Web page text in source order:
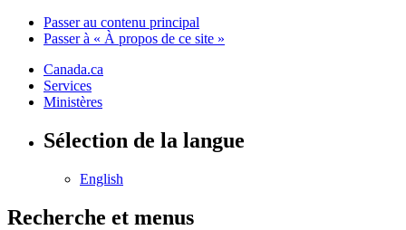
Passer au contenu principal
Passer à « À propos de ce site »
Canada.ca
Services
Ministères
Sélection de la langue
English
Recherche et menus